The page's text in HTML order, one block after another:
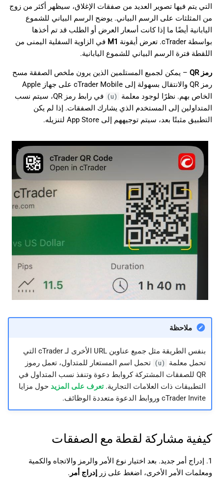
التي يتم فيها تصوير العديد من صفقات الإغلاق، سيظهر أكثر من زوج
من المثلثات على الرسم البياني. يوضح الرسم البياني للشموع
اليابانية أيضًا ما إذا كانت أسعار العرض أو الطلب قد تم أخذها
بواسطة cTrader. تعرض أيقونة
M1 في الزاوية السفلية اليمنى من
اللقطة فترة الرسم البياني للشموع اليابانية.
رمز QR
– يمكن لجميع المستلمين الذين يرون ملخص الصفقة مسح
رمز QR والانتقال بسهولة إلى cTrader Mobile على جهاز Apple
الخاص بهم. نظرًا لوجود معلمة
(u)
في رابط رمز QR، سيتم نسب
المتداولين إلى المستخدم الذي يشارك الصفقات. إذا لم يكن
التطبيق مثبتًا بعد، سيتم توجيههم إلى App Store لتنزيله.
ملاحظة
بنفس الطريقة مثل جميع عناوين URL الأخرى لـ cTrader التي
تحمل معلمة
(u)
تحمل اسم المستعار للمتداول، تعمل رموز
QR للصفقات المشتركة كروابط دعوة وتنفذ نسب المتداول في
التطبيقات ذات العلامات التجارية.تعرف على المزيد حول مزايا
cTrader Invite وروابط الدعوة متعددة الوظائف.
كيفية مشاركة لقطة مع الصفقات
1. إدراج أمر جديد. بعد اختيار نوع الأمر والرمز والاتجاه والكمية
ومعلمات الأمر الأخرى، اضغط على زر إدراج أمر .